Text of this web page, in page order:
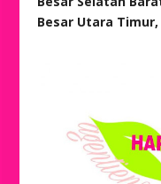
Besar Utara